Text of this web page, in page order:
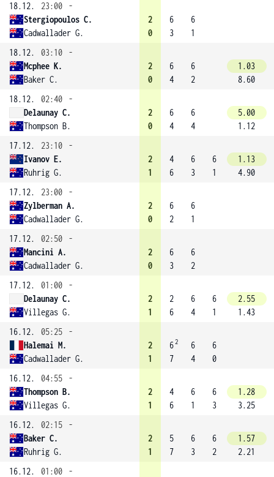
18.12.
23:00
-
Stergiopoulos C.
Cadwallader G.
2
0
6
3
6
1
18.12.
03:10
-
Mcphee K.
Baker C.
2
0
6
4
6
2
1.03
8.60
18.12.
02:40
-
Delaunay C.
Thompson B.
2
0
6
4
6
4
5.00
1.12
17.12.
23:10
-
Ivanov E.
Ruhrig G.
2
1
4
6
6
3
6
1
1.13
4.90
17.12.
23:00
-
Zylberman A.
Cadwallader G.
2
0
6
2
6
1
17.12.
02:50
-
Mancini A.
Cadwallader G.
2
0
6
3
6
2
17.12.
01:00
-
Delaunay C.
Villegas G.
2
1
2
6
6
4
6
1
2.55
1.43
16.12.
05:25
-
Halemai M.
Cadwallader G.
2
1
62
7
6
4
6
0
16.12.
04:55
-
Thompson B.
Villegas G.
2
1
4
6
6
1
6
3
1.28
3.25
16.12.
02:15
-
Baker C.
Ruhrig G.
2
1
5
7
6
3
6
2
1.57
2.21
16.12.
01:00
-